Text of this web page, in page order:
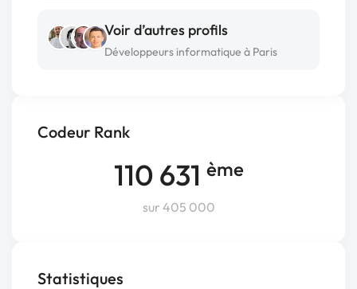
Codeur Rank
110 631 ème
sur 405 000
Statistiques
Voir d’autres profils
Développeurs informatique à Paris